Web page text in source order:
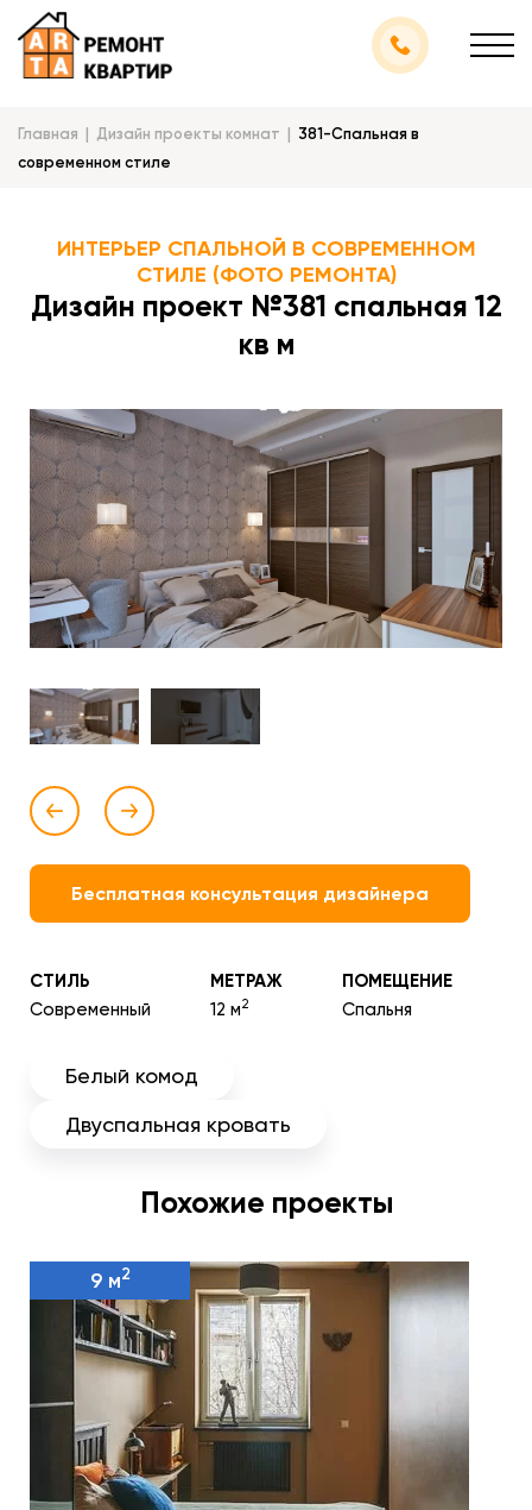
Главная Дизайн проекты комнат
381-Спальная в
современном стиле
ИНТЕРЬЕР СПАЛЬНОЙ В СОВРЕМЕННОМ
СТИЛЕ (ФОТО РЕМОНТА)
Дизайн проект №381 спальная 12
кв м
Бесплатная консультация дизайнера
СТИЛЬ
Современный
МЕТРАЖ
12 м2
ПОМЕЩЕНИЕ
Спальня
Белый комод
Двуспальная кровать
Похожие проекты
9 м2